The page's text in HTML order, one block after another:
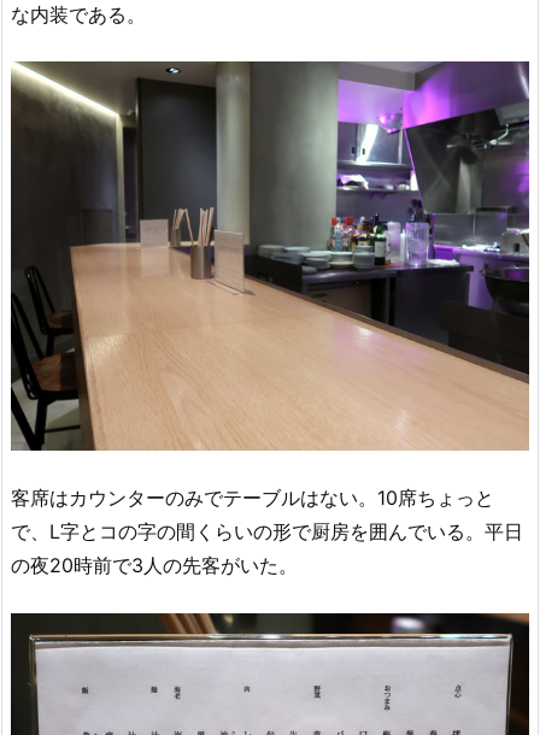
な内装である。
客席はカウンターのみでテーブルはない。10席ちょっと
で、L字とコの字の間くらいの形で厨房を囲んでいる。平日
の夜20時前で3人の先客がいた。